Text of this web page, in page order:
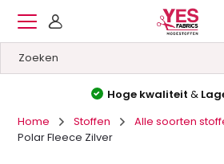
Hoge kwaliteit &
Home
Stoffen
Alle soorten
Polar Fleece Zilver